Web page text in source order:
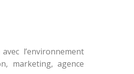
l’environnement
marketing, agence